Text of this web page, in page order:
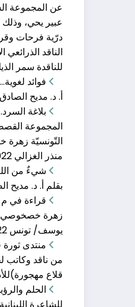
اذكروا محاسن
ديسمبر 10, 2022
اذكروا محاسن
كلمة المنتدى في
يونيو 6, 2017
أَشكُو إليكم
قراءة نقديّة في
يوليو 18, 2024
عن المجموعة
درّية فرحات
الناقد الذرائعي
للناقدة سمر
فوائد
أ. د. مديح
بلاغة
المجموعة
التّونسيّة زهرة
منذر الغزالي 25
بقلم أ. د. مديح
قراءة في م
زهرة خصخوصي /
يوسف/ تونس 16
منتدى ثورة
قلاع
الحلم